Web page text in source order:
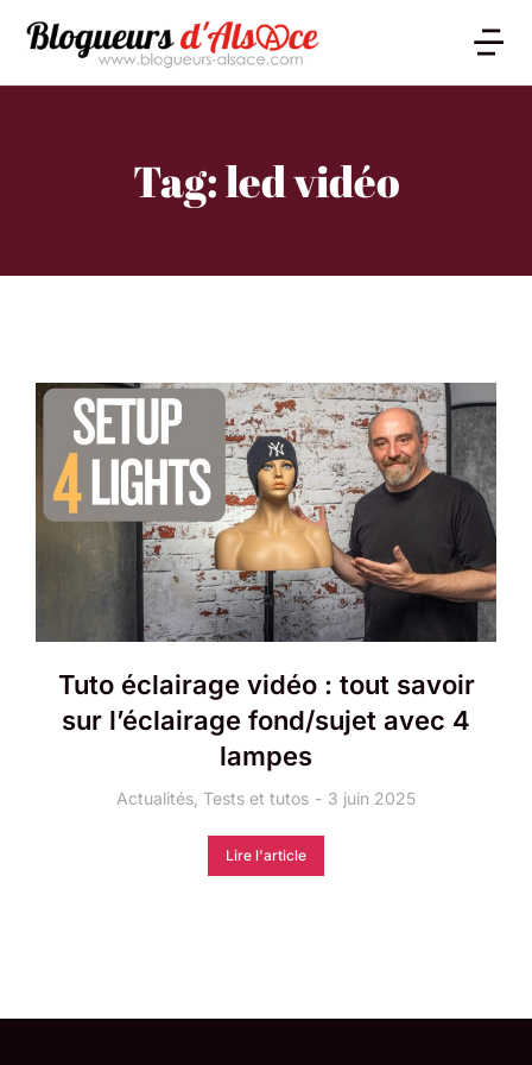
Tag: led vidéo
Tuto éclairage vidéo : tout savoir
sur l’éclairage fond/sujet avec 4
lampes
Actualités Tests et tutos 3 juin 2025
Lire l'article